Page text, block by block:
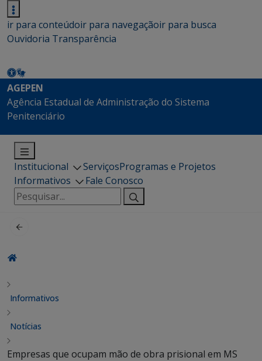
ir para conteúdoir para navegaçãoir para busca
Ouvidoria Transparência
AGEPEN
Agência Estadual de Administração do Sistema
Penitenciário
Institucional ServiçosProgramas e Projetos
Informativos
Fale Conosco
Pesquisar
por:
Informativos
Notícias
Empresas que ocupam mão de obra prisional em MS